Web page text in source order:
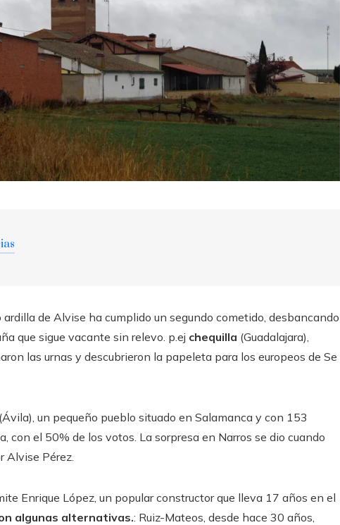
de Alvise ha cumplido un segundo cometido, desbancando
que sigue vacante sin relevo. p.ej chequilla (Guadalajara),
las urnas y descubrieron la papeleta para los europeos de Se
(Ávila), un pequeño pueblo situado en Salamanca y con 153
con el 50% de los votos. La sorpresa en Narros se dio cuando
Alvise Pérez.
Enrique López, un popular constructor que lleva 17 años en el
algunas alternativas.: Ruiz-Mateos, desde hace 30 años,